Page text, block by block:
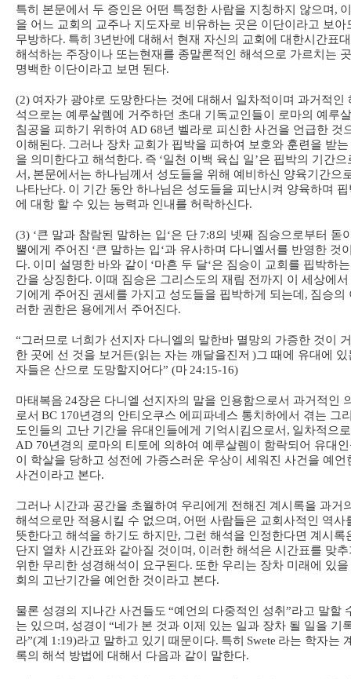
특히 본문에서 두 증인은 어떤 특정한 사람을 지칭하지 않으며 ,
을 어느 교회의 교주나 지도자로 비유하는 곳은 이단이라고 보아
무방하다. 특히 3년반에 대해서 현재 자신의 교회에 대한시간표
해석하는 주장이나 또는현재를 종말론적인 해석으로 가르치는
명백한 이단이라고 보면 된다.
(2) 여자가 광야로 도망한다는 것에 대해서 일차적이며 과거적인
석으로는 예루살렘에 거주하던 초대 기독교인들이 로마의 예루
침공을 피하기 위하여 AD 68년 벨라로 피신한 사건을 언급한 것
이해된다. 그러나 장차 교회가 핍박을 피하여 보호와 훈련을 받는
을 의미한다고 해석한다. 즉 ‘일천 이백 육십 일’은 핍박의 기간으
서 , 본문에서는 하나님께서 성도들을 위해 예비하신 양육기간으
나타난다. 이 기간 동안 하나님은 성도들을 피난시켜 양육하며 핍
에 대항 할 수 있는 능력과 인내를 허락하신다.
(3) ‘큰 말과 참람된 말하는 입‘은 단 7:8의 넷째 짐승으로부터 돋
뿔에게 주어진 ‘큰 말하는 입‘과 유사하며 다니엘서를 반영한 것
다. 이미 설명한 바와 같이 ‘마흔 두 달‘은 짐승이 교회를 핍박하
간을 상징한다. 이때 짐승은 그리스도의 재림 전까지 이 세상에서
기에게 주어진 권세를 가지고 성도들을 핍박하게 되는데 , 짐승의
러한 권한은 용에게서 주어진다.
“그러므로 너희가 선지자 다니엘의 말한바 멸망의 가증한 것이
한 곳에 선 것을 보거든(읽는 자는 깨달을진저 )그 때에 유대에 있
자들은 산으로 도망할지어다” (마 24:15-16)
마태복음 24장은 다니엘 선지자의 말을 인용함으로서 과거적인
로서 BC 170년경의 안티오쿠스 에피파네스 통치하에서 겪는 그
도인들의 고난 기간을 유대인들에게 기억시킴으로서 , 일차적으
AD 70년경의 로마의 티토에 의하여 예루살렘이 함락되어 유대
이 학살을 당하고 성전에 가증스러운 우상이 세워진 사건을 예언
사건이라고 본다.
그러나 시간과 공간을 초월하여 우리에게 전해진 계시록을 과거
해석으로만 적용시킬 수 없으며 , 어떤 사람들은 교회사적인 역사
뜻한다고 해석을 하기도 하지만, 그런 해석을 인정한다면 계시록
단지 열차 시간표와 같아질 것이며 , 이러한 해석은 시간표를 맞추
위한 무리한 성경해석이 요구된다. 또한 우리는 장차 미래에 있을
회의 고난기간을 예언한 것이라고 본다.
물론 성경의 지나간 사건들도 “예언의 다중적인 성취 ”라고 말할
는 있으며 , 성경이 “네가 본 것과 이제 있는 일과 장차 될 일을 기
라”(계 1:19)라고 말하고 있기 때문이다. 특히 Swete 라는 학자는
록의 해석 방법에 대해서 다음과 같이 말한다.